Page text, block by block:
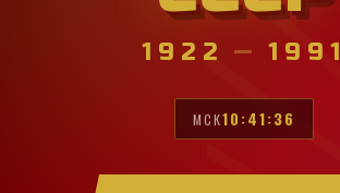
1922 — 1991
МСК10:41:37